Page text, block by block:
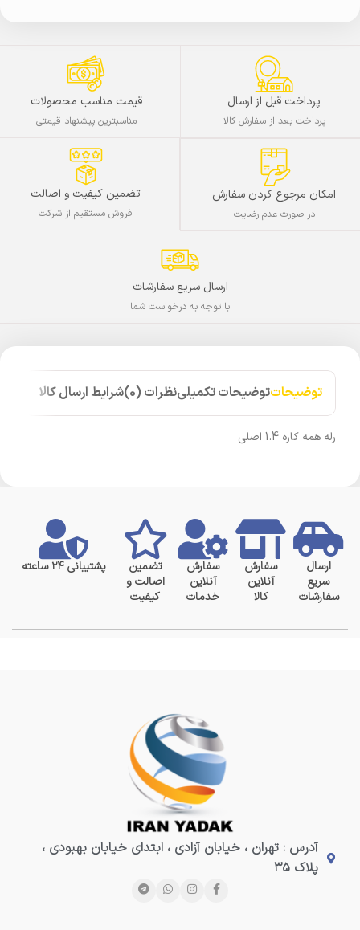
پرداخت قبل از ارسال
پرداخت بعد از سفارش کالا
قیمت مناسب محصولات
مناسبترین پیشنهاد قیمتی
امکان مرجوع کردن سفارش
در صورت عدم رضایت
تضمین کیفیت و اصالت
فروش مستقیم از شرکت
ارسال سریع سفارشات
با توجه به درخواست شما
توضیحاتتوضیحات تکمیلینظرات (0) شرایط ارسال کالا
رله همه کاره 1.4 اصلی
ارسال
سریع
سفارشات
سفارش
آنلاین
کالا
سفارش
آنلاین
خدمات
تضمین
اصالت و
کیفیت
پشتیبانی ۲۴ ساعته
آدرس : تهران ، خیابان آزادی ، ابتدای خیابان بهبودی ،
پلاک ۳۵